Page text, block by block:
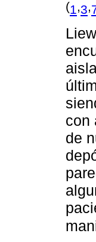
(1 ,3,
con
de